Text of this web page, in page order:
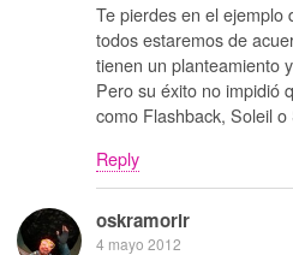
Te pierdes en el
todos estaremos de
tienen un planteamiento
Pero su éxito no impidió
como Flashback, Soleil
Reply
oskramorir
4 mayo 2012